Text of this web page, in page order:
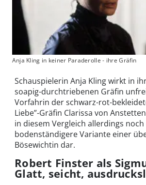
Anja Kling in keiner Paraderolle - ihre Gräfin
Schauspielerin Anja Kling wirkt in
soapig-durchtriebenen Gräfin
Vorfahrin der schwarz-rot-
Liebe”-Gräfin Clarissa von
in diesem Vergleich allerdings noch
bodenständigere Variante einer
Bösewichtin dar.
Robert Finster als
Glatt, seicht,